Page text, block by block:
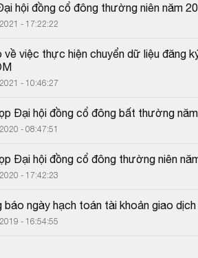
hội đồng cổ đông thường niên năm
- 17:22:22
về việc thực hiện chuyển dữ liệu đăng
- 10:46:27
Đại hội đồng cổ đông bất thường
- 08:47:51
Đại hội đồng cổ đông thường niên
- 17:42:23
báo ngày hạch toán tài khoản giao
- 16:54:55